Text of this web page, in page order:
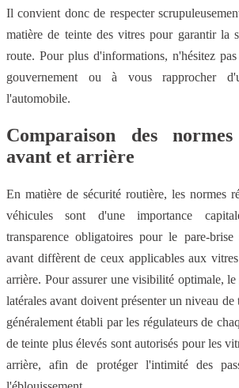
Il convient donc de respecter
matière de teinte des vitres pour garantir la
route. Pour plus d'informations, n'hésitez
gouvernement ou à vous rapprocher
l'automobile.
Comparaison des
avant et arrière
En matière de sécurité routière, les normes
véhicules sont d'une importance
transparence obligatoires pour le pare-
avant diffèrent de ceux applicables aux
arrière. Pour assurer une visibilité optimale,
latérales avant doivent présenter un niveau de
généralement établi par les régulateurs de
de teinte plus élevés sont autorisés pour les
arrière, afin de protéger l'intimité des